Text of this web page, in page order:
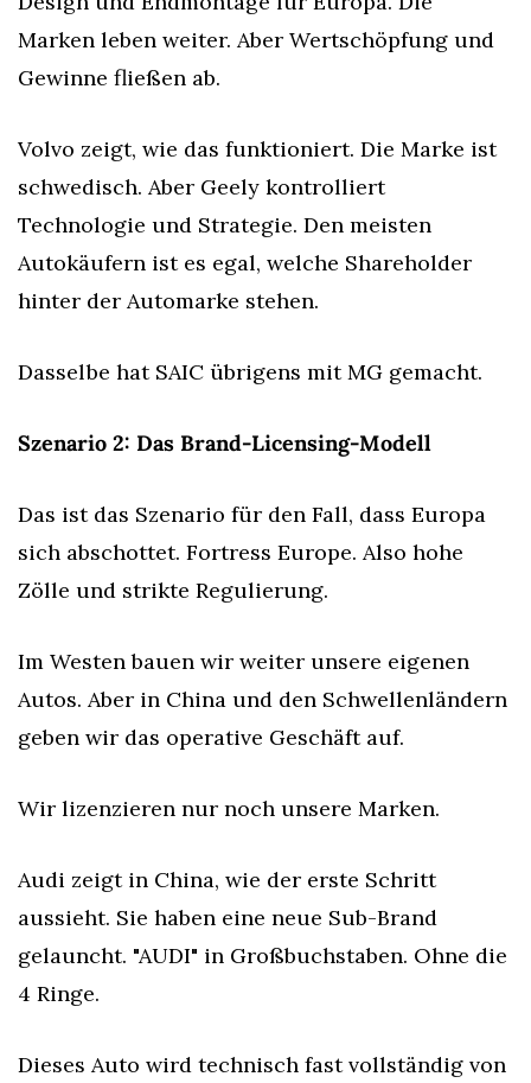
Marken leben weiter. Aber Wertschöpfung und
Gewinne fließen ab.
Volvo zeigt, wie das funktioniert. Die Marke ist
schwedisch. Aber Geely kontrolliert
Technologie und Strategie. Den meisten
Autokäufern ist es egal, welche Shareholder
hinter der Automarke stehen.
Dasselbe hat SAIC übrigens mit MG gemacht.
Szenario 2: Das Brand-Licensing-Modell
Das ist das Szenario für den Fall, dass Europa
sich abschottet. Fortress Europe. Also hohe
Zölle und strikte Regulierung.
Im Westen bauen wir weiter unsere eigenen
Autos. Aber in China und den Schwellenländern
geben wir das operative Geschäft auf.
Wir lizenzieren nur noch unsere Marken.
Audi zeigt in China, wie der erste Schritt
aussieht. Sie haben eine neue Sub-Brand
gelauncht. "AUDI" in Großbuchstaben. Ohne die
4 Ringe.
Dieses Auto wird technisch fast vollständig von